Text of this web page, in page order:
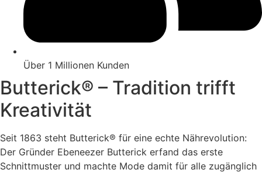
Über 1 Millionen Kunden
Butterick® – Tradition trifft
Kreativität
Seit 1863 steht Butterick® für eine echte Nährevolution:
Der Gründer Ebeneezer Butterick erfand das erste
Schnittmuster und machte Mode damit für alle zugänglich